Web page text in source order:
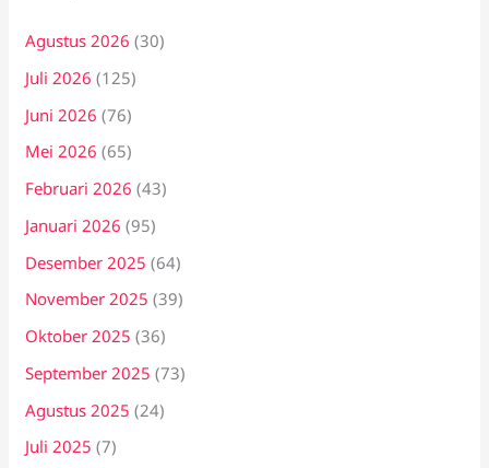
Agustus 2026 (30)
Juli 2026 (125)
Juni 2026 (76)
Mei 2026 (65)
Februari 2026 (43)
Januari 2026 (95)
Desember 2025 (64)
November 2025 (39)
Oktober 2025 (36)
September 2025 (73)
Agustus 2025 (24)
Juli 2025 (7)